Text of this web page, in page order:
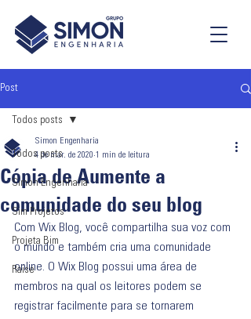
Post
Todos posts
Simon Engenharia
Sim Projetos
Projeta Bim
Raise
Todos posts
Cópia de Aumente a
comunidade do seu blog
Simon Engenharia
4 de mar. de 2020 1 min de leitura
Com Wix Blog, você compartilha sua voz com
o mundo e também cria uma comunidade
online. O Wix Blog possui uma área de
membros na qual os leitores podem se
registrar facilmente para se tornarem